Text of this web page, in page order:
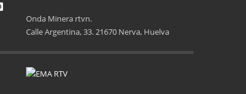
Onda Minera rtvn.
Calle Argentina, 33. 21670 Nerva, Huelva